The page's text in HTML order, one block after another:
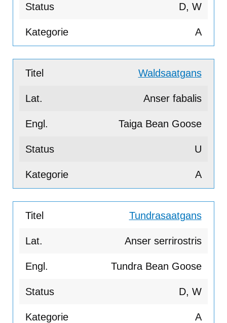
D, W
A
Waldsaatgans
Anser fabalis
Taiga Bean Goose
U
A
Tundrasaatgans
Anser serrirostris
Tundra Bean Goose
D, W
A